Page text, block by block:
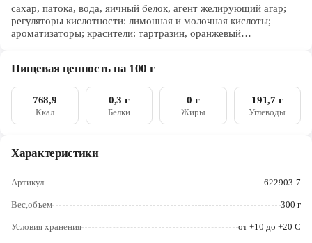
Рыбинск
Северодвинск
Ярославль
сахар, патока, вода, яичный белок, агент желирующий агар;
регуляторы кислотности: лимонная и молочная кислоты;
ароматизаторы; красители: тартразин, оранжевый
Пищевая ценность на 100 г
768,9
Ккал
0,3 г
Белки
0 г
Жиры
191,7 г
Углеводы
Характеристики
Артикул 622903-7
Вес,объем 300 г
Условия хранения от +10 до +20 C